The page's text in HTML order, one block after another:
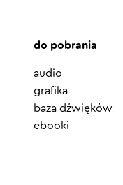
do pobrania
audio
grafika
baza dźwięków
ebooki